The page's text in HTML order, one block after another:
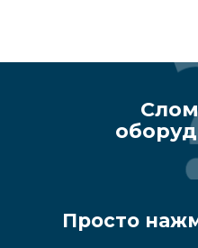
Просто